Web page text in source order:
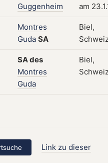
Guggenheim
am
Montres
Guda SA
Biel,
SAdes
Montres
Guda
Biel,
Link zu dieser